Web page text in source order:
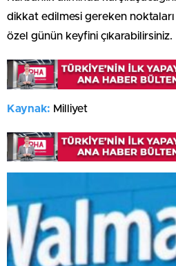
dikkat edilmesi gereken
özel günün keyfini çıkarabilirsiniz.
Kaynak: Milliyet